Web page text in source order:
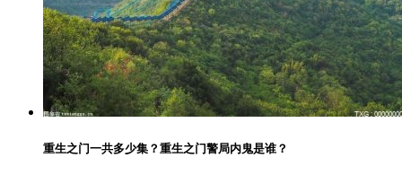
重生之门一共多少集？重生之门警局内鬼是谁？